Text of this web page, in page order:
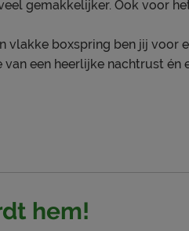
zijn beslaapbaar, waardoor
hoofdbord, boxen,
in beige oak voor
gemakkelijker. Ook voor
vlakke boxspring ben jij voor
van een heerlijke nachtrust én
hem!